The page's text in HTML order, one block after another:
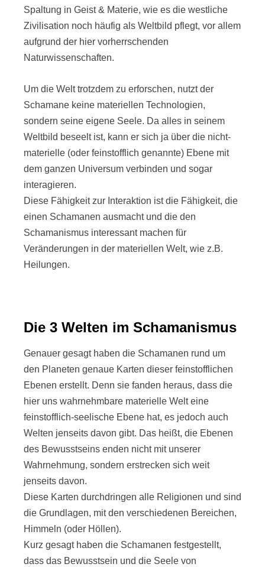
Spaltung in Geist & Materie, wie es die westliche
Zivilisation noch häufig als Weltbild pflegt, vor allem
aufgrund der hier vorherrschenden
Naturwissenschaften.
Um die Welt trotzdem zu erforschen, nutzt der
Schamane keine materiellen Technologien,
sondern seine eigene Seele. Da alles in seinem
Weltbild beseelt ist, kann er sich ja über die nicht-
materielle (oder feinstofflich genannte) Ebene mit
dem ganzen Universum verbinden und sogar
interagieren.
Diese Fähigkeit zur Interaktion ist die Fähigkeit, die
einen Schamanen ausmacht und die den
Schamanismus interessant machen für
Veränderungen in der materiellen Welt, wie z.B.
Heilungen.
Die 3 Welten im Schamanismus
Genauer gesagt haben die Schamanen rund um
den Planeten genaue Karten dieser feinstofflichen
Ebenen erstellt. Denn sie fanden heraus, dass die
hier uns wahrnehmbare materielle Welt eine
feinstofflich-seelische Ebene hat, es jedoch auch
Welten jenseits davon gibt. Das heißt, die Ebenen
des Bewusstseins enden nicht mit unserer
Wahrnehmung, sondern erstrecken sich weit
jenseits davon.
Diese Karten durchdringen alle Religionen und sind
die Grundlagen, mit den verschiedenen Bereichen,
Himmeln (oder Höllen).
Kurz gesagt haben die Schamanen festgestellt,
dass das Bewusstsein und die Seele von